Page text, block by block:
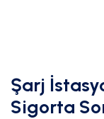
Şarj
Sigorta